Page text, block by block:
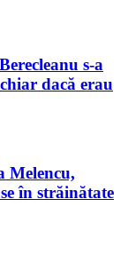
s-a
dacă erau
Melencu,
în străinătate